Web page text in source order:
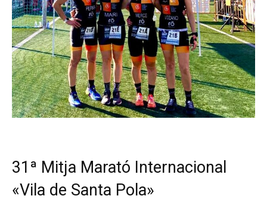
31ª Mitja Marató Internacional
«Vila de Santa Pola»